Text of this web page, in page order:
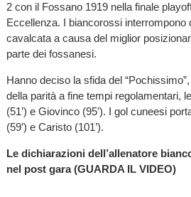
2 con il Fossano 1919 nella finale
Eccellenza. I biancorossi interrompono
cavalcata a causa del miglior
parte dei fossanesi.
Hanno deciso la sfida del
della parità a fine tempi regolamentari,
(51’) e Giovinco (95’). I gol cuneesi
(59’) e Caristo (101’).
Le dichiarazioni dell’allenatore
nel post gara (GUARDA IL VIDEO)